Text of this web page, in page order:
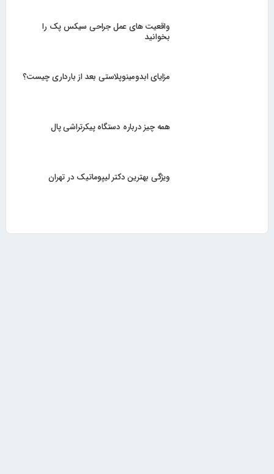
واقعیت های عمل جراحی سیکس پک را
بخوانید
مزایای ابدومینوپلاستی بعد از بارداری چیست؟
همه چیز درباره دستگاه پیکرتراشی پال
ویژگی بهترین دکتر لیپوماتیک در تهران